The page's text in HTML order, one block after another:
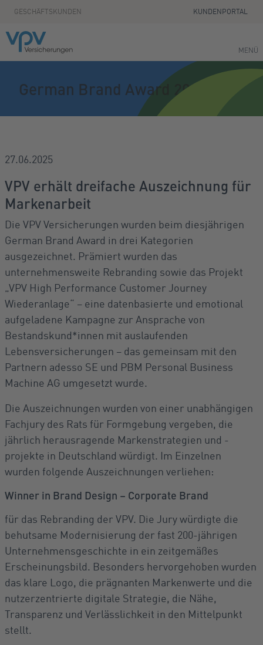
Zum Seiteninhalt springen
GESCHÄFTSKUNDEN KUNDENPORTAL
MENÜ
German Brand Award 2025
27.06.2025
VPV erhält dreifache Auszeichnung für
Markenarbeit
Die VPV Versicherungen wurden beim diesjährigen
German Brand Award in drei Kategorien
ausgezeichnet. Prämiert wurden das
unternehmensweite Rebranding sowie das Projekt
„VPV High Performance Customer Journey
Wiederanlage“ – eine datenbasierte und emotional
aufgeladene Kampagne zur Ansprache von
Bestandskund*innen mit auslaufenden
Lebensversicherungen – das gemeinsam mit den
Partnern adesso SE und PBM Personal Business
Machine AG umgesetzt wurde.
Die Auszeichnungen wurden von einer unabhängigen
Fachjury des Rats für Formgebung vergeben, die
jährlich herausragende Markenstrategien und -
projekte in Deutschland würdigt. Im Einzelnen
wurden folgende Auszeichnungen verliehen:
Winner in Brand Design – Corporate Brand
für das Rebranding der VPV. Die Jury würdigte die
behutsame Modernisierung der fast 200-jährigen
Unternehmensgeschichte in ein zeitgemäßes
Erscheinungsbild. Besonders hervorgehoben wurden
das klare Logo, die prägnanten Markenwerte und die
nutzerzentrierte digitale Strategie, die Nähe,
Transparenz und Verlässlichkeit in den Mittelpunkt
stellt.